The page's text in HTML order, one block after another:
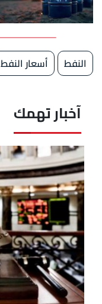
النفط أسعار النفط
آخبار تهمك